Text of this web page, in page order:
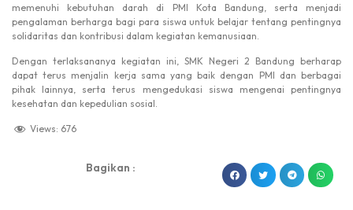
memenuhi kebutuhan darah di PMI Kota Bandung, serta menjadi
pengalaman berharga bagi para siswa untuk belajar tentang pentingnya
solidaritas dan kontribusi dalam kegiatan kemanusiaan.
Dengan terlaksananya kegiatan ini, SMK Negeri 2 Bandung berharap
dapat terus menjalin kerja sama yang baik dengan PMI dan berbagai
pihak lainnya, serta terus mengedukasi siswa mengenai pentingnya
kesehatan dan kepedulian sosial.
Views: 676
Bagikan :